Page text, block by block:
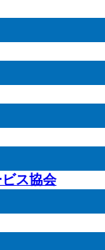
ス協会